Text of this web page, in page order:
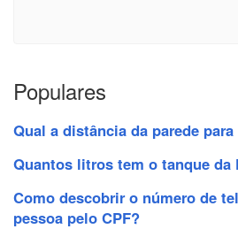
Populares
Qual a distância da parede
Quantos litros tem o tanque da
Como descobrir o número de
pessoa pelo CPF?